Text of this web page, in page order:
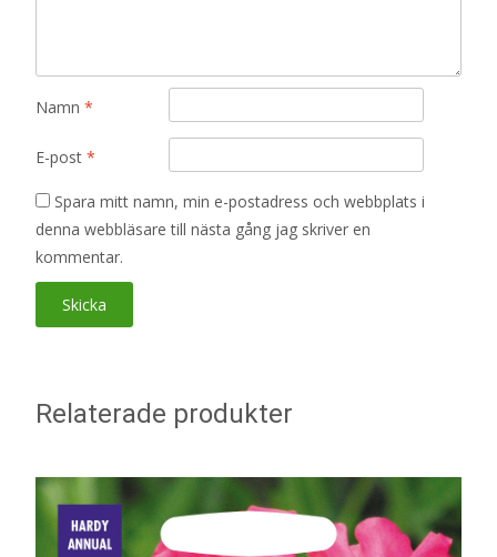
Namn *
E-post *
Spara mitt namn, min e-postadress och webbplats i
denna webbläsare till nästa gång jag skriver en
kommentar.
Relaterade produkter